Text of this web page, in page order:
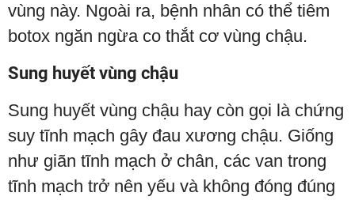
vùng này. Ngoài ra, bệnh nhân có thể tiêm
botox ngăn ngừa co thắt cơ vùng chậu.
Sung huyết vùng chậu
Sung huyết vùng chậu hay còn gọi là chứng
suy tĩnh mạch gây đau xương chậu. Giống
như giãn tĩnh mạch ở chân, các van trong
tĩnh mạch trở nên yếu và không đóng đúng